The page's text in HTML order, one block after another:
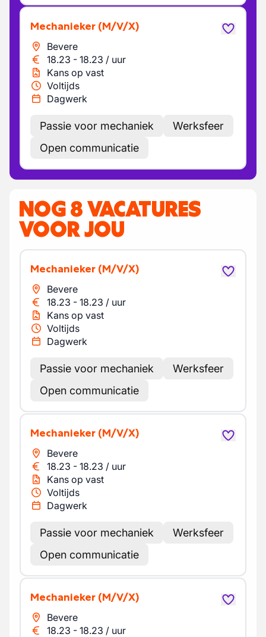
Mechanieker (M/V/X)
Bevere
18.23 - 18.23 / uur
Kans op vast
Voltijds
Dagwerk
Passie voor mechaniek
Werksfeer
Open communicatie
NOG 8 VACATURES
VOOR JOU
Mechanieker (M/V/X)
Bevere
18.23 - 18.23 / uur
Kans op vast
Voltijds
Dagwerk
Passie voor mechaniek
Werksfeer
Open communicatie
Mechanieker (M/V/X)
Bevere
18.23 - 18.23 / uur
Kans op vast
Voltijds
Dagwerk
Passie voor mechaniek
Werksfeer
Open communicatie
Mechanieker (M/V/X)
Bevere
18.23 - 18.23 / uur